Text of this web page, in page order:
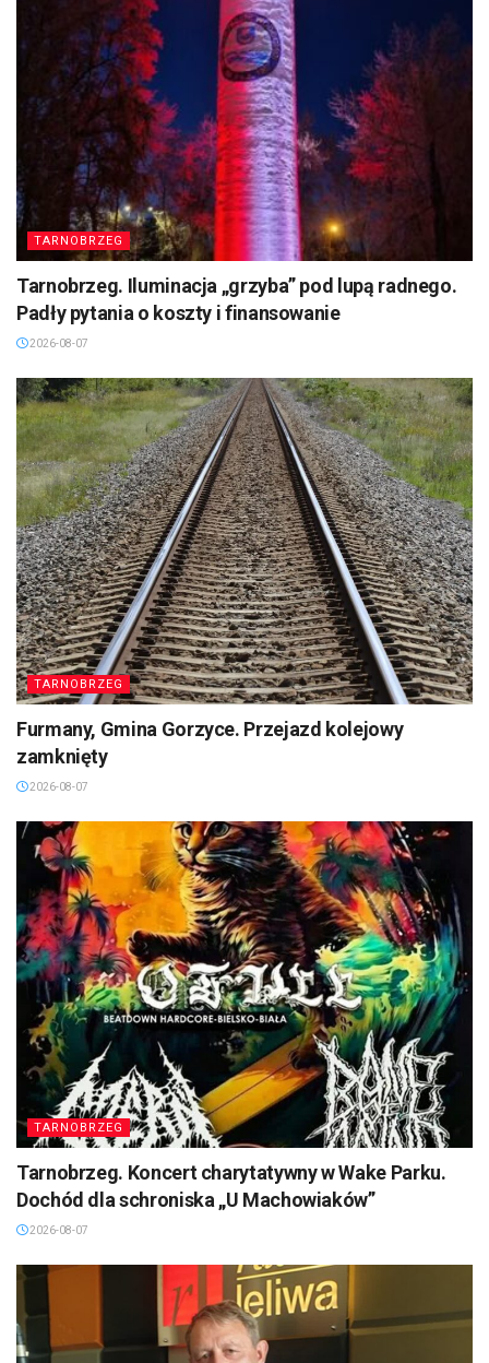
TARNOBRZEG
Tarnobrzeg. Iluminacja „grzyba” pod lupą radnego.
Padły pytania o koszty i finansowanie
2026-08-07
TARNOBRZEG
Furmany, Gmina Gorzyce. Przejazd kolejowy
zamknięty
2026-08-07
TARNOBRZEG
Tarnobrzeg. Koncert charytatywny w Wake Parku.
Dochód dla schroniska „U Machowiaków”
2026-08-07